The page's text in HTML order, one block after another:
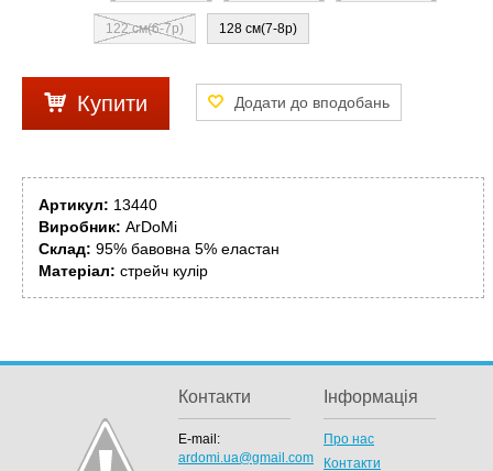
122 см(6-7р) 128 см(7-8р)
Купити
Артикул: 13440
Виробник: ArDoMi
Склад: 95% бавовна 5% еластан
Матеріал: стрейч кулір
Контакти
E-mail:
ardomi.ua@gmail.com
Інформація
Про нас
Контакти